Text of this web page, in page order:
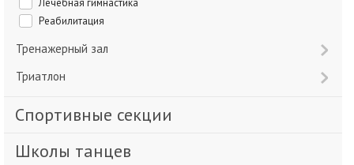
Лечебная гимнастика
Реабилитация
Тренажерный зал
Триатлон
Спортивные секции
Школы танцев